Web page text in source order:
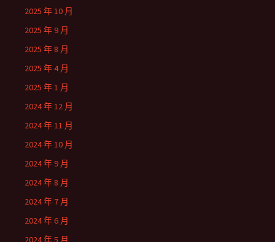
2025 年 10 月
2025 年 9 月
2025 年 8 月
2025 年 4 月
2025 年 1 月
2024 年 12 月
2024 年 11 月
2024 年 10 月
2024 年 9 月
2024 年 8 月
2024 年 7 月
2024 年 6 月
2024 年 5 月